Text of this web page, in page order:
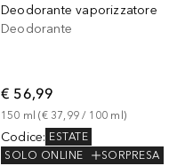
Deodorante vaporizzatore
Deodorante
€ 56,99
150 ml (€ 37,99 / 100 ml)
Codice: ESTATE
SOLO ONLINE
SORPRESA